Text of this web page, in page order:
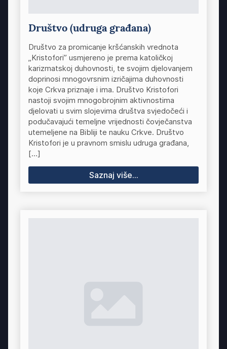
Društvo (udruga građana)
Društvo za promicanje kršćanskih vrednota
„Kristofori” usmjereno je prema katoličkoj
karizmatskoj duhovnosti, te svojim djelovanjem
doprinosi mnogovrsnim izričajima duhovnosti
koje Crkva priznaje i ima. Društvo Kristofori
nastoji svojim mnogobrojnim aktivnostima
djelovati u svim slojevima društva svjedočeći i
podučavajući temeljne vrijednosti čovječanstva
utemeljene na Bibliji te nauku Crkve. Društvo
Kristofori je u pravnom smislu udruga građana,
[…]
Saznaj više...